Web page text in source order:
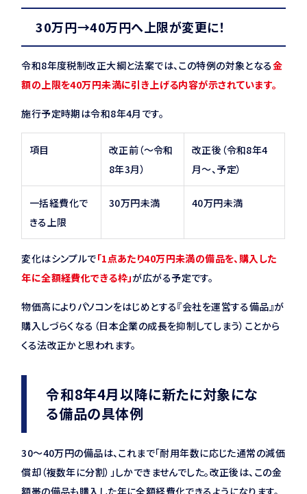
30万円→40万円へ上限が変更に！
令和8年度税制改正大綱と法案では、この特例の対象となる金
額の上限を40万円未満に引き上げる内容が示されています。
施行予定時期は令和8年4月です。
項目
改正前（〜令和
8年3月）
改正後（令和8年4
月〜、予定）
一括経費化で
きる上限
30万円未満 40万円未満
変化はシンプルで「1点あたり40万円未満の備品を、購入した
年に全額経費化できる枠」が広がる予定です。
物価高によりパソコンをはじめとする『会社を運営する備品』が
購入しづらくなる（日本企業の成長を抑制してしまう）ことから
くる法改正かと思われます。
令和8年4月以降に新たに対象にな
る備品の具体例
30〜40万円の備品は、これまで「耐用年数に応じた通常の減価
償却（複数年に分割）」しかできませんでした。改正後は、この金